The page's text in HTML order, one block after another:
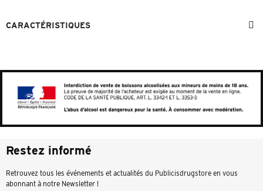
CARACTÉRISTIQUES
Restez informé
Retrouvez tous les événements et actualités du Publicisdrugstore en vous
abonnant à notre Newsletter !